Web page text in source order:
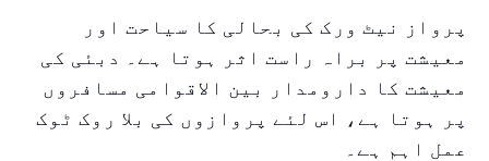
پرواز نیٹ ورک کی بحالی کا سیاحت اور
معیشت پر براہ راست اثر ہوتا ہے۔ دبئی کی
معیشت کا دارومدار بین الاقوامی مسافروں
پر ہوتا ہے، اس لئے پروازوں کی بلا روک ٹوک
عمل اہم ہے۔